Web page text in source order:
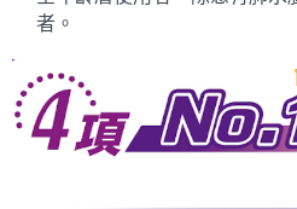
者。